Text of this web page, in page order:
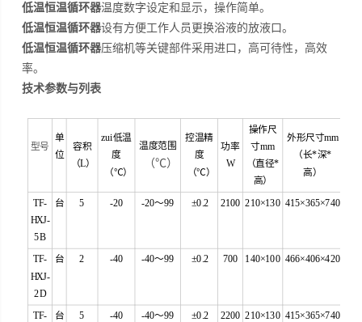
低温恒温循环器温度数字设定和显示，操作简单。
低温恒温循环器设有方便工作人员更换浴液的放液口。
低温恒温循环器压缩机等关键部件采用进口，高可待性，高效
率。
技术参数与列表
型号
单
位
容积
（L）
zui低温
度
（℃）
温度范围
（℃）
控温精
度
（℃）
功率
W
操作尺
寸mm
（直径*
高）
外形尺寸mm
（长*深*
高）
TF-
HXJ-
5B
台 5 -20 -20～99 ±0.2 2100 210×130 415×365×740
TF-
HXJ-
2D
台 2 -40 -40～99 ±0.2 700 140×100 466×406×420
TF- 台 5 -40 -40～99 ±0.2 2200 210×130 415×365×740